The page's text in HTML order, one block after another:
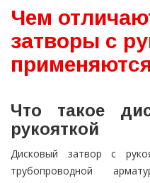
Чем
затворы с
Что такое
рукояткой
Дисковый затвор с
трубопроводной